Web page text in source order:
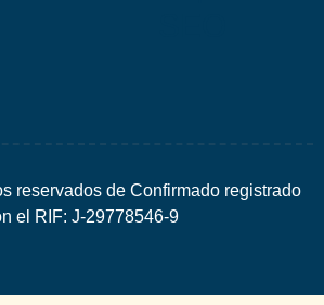
reservados de Confirmado registrado
el RIF: J-29778546-9